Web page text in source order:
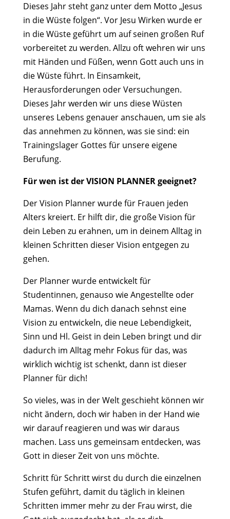
Dieses Jahr steht ganz unter dem Motto „Jesus
in die Wüste folgen“. Vor Jesu Wirken wurde er
in die Wüste geführt um auf seinen großen Ruf
vorbereitet zu werden. Allzu oft wehren wir uns
mit Händen und Füßen, wenn Gott auch uns in
die Wüste führt. In Einsamkeit,
Herausforderungen oder Versuchungen.
Dieses Jahr werden wir uns diese Wüsten
unseres Lebens genauer anschauen, um sie als
das annehmen zu können, was sie sind: ein
Trainingslager Gottes für unsere eigene
Berufung.
Für wen ist der VISION PLANNER geeignet?
Der Vision Planner wurde für Frauen jeden
Alters kreiert. Er hilft dir, die große Vision für
dein Leben zu erahnen, um in deinem Alltag in
kleinen Schritten dieser Vision entgegen zu
gehen.
Der Planner wurde entwickelt für
Studentinnen, genauso wie Angestellte oder
Mamas. Wenn du dich danach sehnst eine
Vision zu entwickeln, die neue Lebendigkeit,
Sinn und Hl. Geist in dein Leben bringt und dir
dadurch im Alltag mehr Fokus für das, was
wirklich wichtig ist schenkt, dann ist dieser
Planner für dich!
So vieles, was in der Welt geschieht können wir
nicht ändern, doch wir haben in der Hand wie
wir darauf reagieren und was wir daraus
machen. Lass uns gemeinsam entdecken, was
Gott in dieser Zeit von uns möchte.
Schritt für Schritt wirst du durch die einzelnen
Stufen geführt, damit du täglich in kleinen
Schritten immer mehr zu der Frau wirst, die